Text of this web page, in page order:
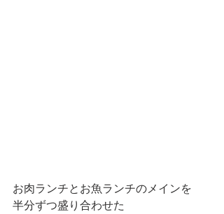
お肉ランチとお魚ランチのメインを
半分ずつ盛り合わせた